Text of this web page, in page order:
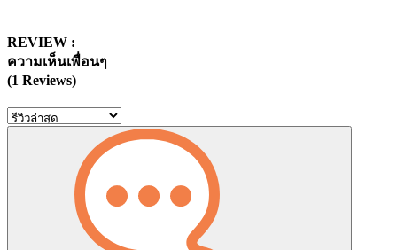
REVIEW :
ความเห็นเพื่อนๆ
(1 Reviews)